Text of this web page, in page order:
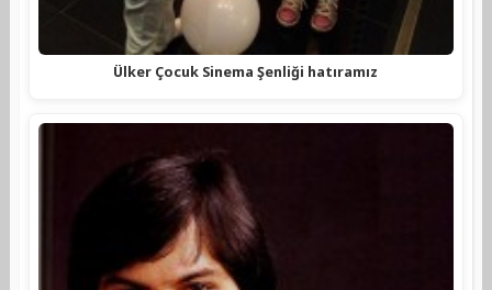
Ülker Çocuk Sinema Şenliği hatıramız